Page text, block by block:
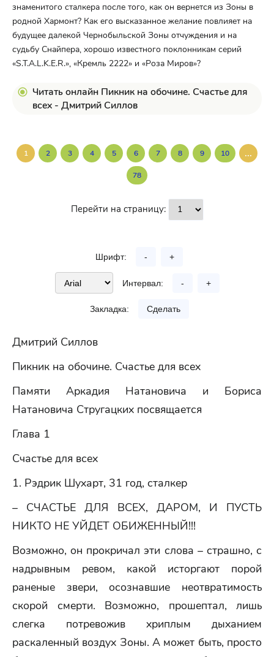
знаменитого сталкера после того, как он вернется из Зоны в
родной Хармонт? Как его высказанное желание повлияет на
будущее далекой Чернобыльской Зоны отчуждения и на
судьбу Снайпера, хорошо известного поклонникам серий
«S.T.A.L.K.E.R.», «Кремль 2222» и «Роза Миров»?
Читать онлайн Пикник на обочине. Счастье для
всех - Дмитрий Силлов
1 2 3 4 5 6 7 8 9 10 ...
78
Перейти на страницу:
Шрифт: - +
Интервал: - +
Закладка: Сделать
Дмитрий Силлов
Пикник на обочине. Счастье для всех
Памяти Аркадия Натановича и Бориса
Натановича Стругацких посвящается
Глава 1
Счастье для всех
1. Рэдрик Шухарт, 31 год, сталкер
– СЧАСТЬЕ ДЛЯ ВСЕХ, ДАРОМ, И ПУСТЬ
НИКТО НЕ УЙДЕТ ОБИЖЕННЫЙ!!!
Возможно, он прокричал эти слова – страшно, с
надрывным ревом, какой исторгают порой
раненые звери, осознавшие неотвратимость
скорой смерти. Возможно, прошептал, лишь
слегка потревожив хриплым дыханием
раскаленный воздух Зоны. А может быть, просто